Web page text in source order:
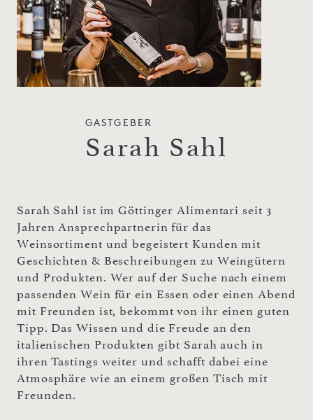
GASTGEBER
Sarah Sahl
Sarah Sahl ist im Göttinger Alimentari seit 3
Jahren Ansprechpartnerin für das
Weinsortiment und begeistert Kunden mit
Geschichten & Beschreibungen zu Weingütern
und Produkten. Wer auf der Suche nach einem
passenden Wein für ein Essen oder einen Abend
mit Freunden ist, bekommt von ihr einen guten
Tipp. Das Wissen und die Freude an den
italienischen Produkten gibt Sarah auch in
ihren Tastings weiter und schafft dabei eine
Atmosphäre wie an einem großen Tisch mit
Freunden.